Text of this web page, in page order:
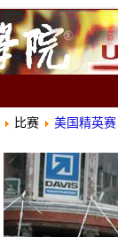
比赛 美国精英赛